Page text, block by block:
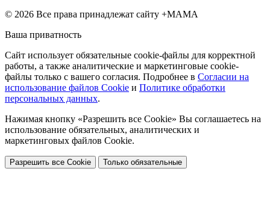
© 2026 Все права принадлежат сайту +МАМА
Ваша приватность
Сайт использует обязательные cookie-файлы для корректной
работы, а также аналитические и маркетинговые cookie-
файлы только с вашего согласия. Подробнее в Согласии на
использование файлов Cookie и Политике обработки
персональных данных.
Нажимая кнопку «Разрешить все Cookie» Вы соглашаетесь на
использование обязательных, аналитических и
маркетинговых файлов Cookie.
Разрешить все Cookie Только обязательные